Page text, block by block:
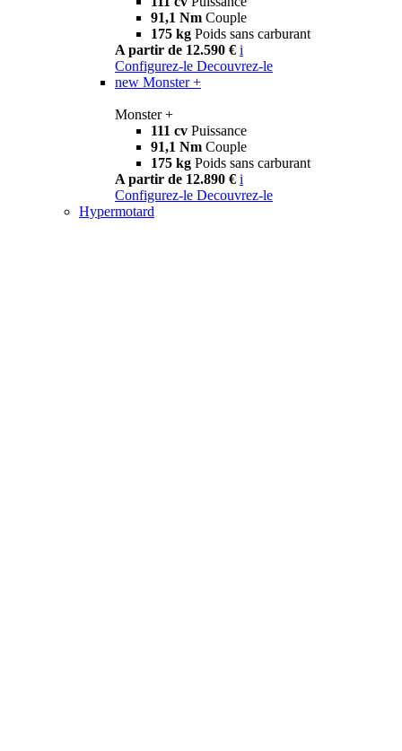
91,1 Nm Couple
175 kg Poids sans carburant
A partir de 12.590 € i
Configurez-le Decouvrez-le
new Monster +
Monster +
111 cv Puissance
91,1 Nm Couple
175 kg Poids sans carburant
A partir de 12.890 € i
Configurez-le Decouvrez-le
Hypermotard